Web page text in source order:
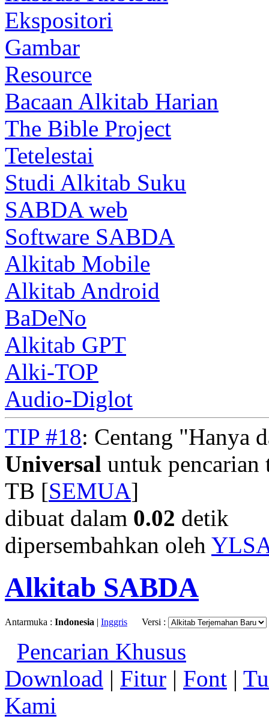
Ekspositori
Gambar
Resource
Bacaan Alkitab Harian
The Bible Project
Tetelestai
Studi Alkitab Suku
SABDA web
Software SABDA
Alkitab Mobile
Alkitab Android
BaDeNo
Alkitab GPT
Alki-TOP
Audio-Diglot
TIP #18: Centang "Hanya
Universal untuk pencarian
TB [SEMUA]
dibuat dalam 0.02 detik
dipersembahkan oleh
Alkitab SABDA
Antarmuka : Indonesia | Inggris Versi :
Pencarian Khusus
Download | Fitur | Font |
Kami